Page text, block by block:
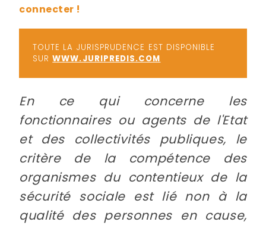
connecter !
TOUTE LA JURISPRUDENCE EST DISPONIBLE
SURWWW.JURIPREDIS.COM
En ce qui concerne les
fonctionnaires ou agents de l'Etat
et des collectivités publiques, le
critère de la compétence des
organismes du contentieux de la
sécurité sociale est lié non à la
qualité des personnes en cause,